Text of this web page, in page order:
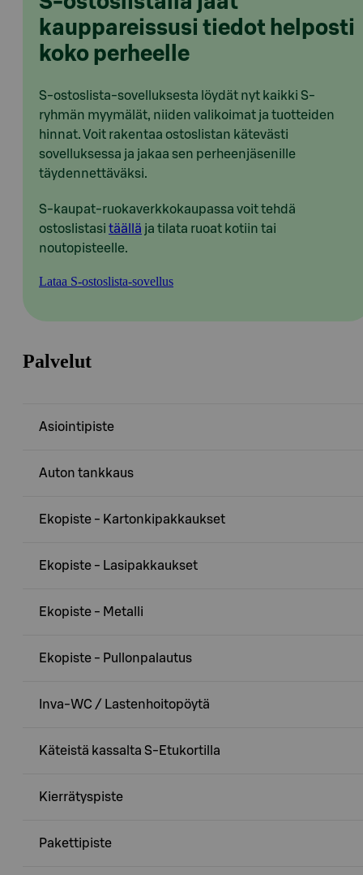
kauppareissusi tiedot helposti
koko perheelle
S-ostoslista-sovelluksesta löydät nyt kaikki S-
ryhmän myymälät, niiden valikoimat ja tuotteiden
hinnat. Voit rakentaa ostoslistan kätevästi
sovelluksessa ja jakaa sen perheenjäsenille
täydennettäväksi.
S-kaupat-ruokaverkkokaupassa voit tehdä
ostoslistasi täällä ja tilata ruoat kotiin tai
noutopisteelle.
Lataa S-ostoslista-sovellus
Palvelut
Asiointipiste
Auton tankkaus
Ekopiste - Kartonkipakkaukset
Ekopiste - Lasipakkaukset
Ekopiste - Metalli
Ekopiste - Pullonpalautus
Inva-WC / Lastenhoitopöytä
Käteistä kassalta S-Etukortilla
Kierrätyspiste
Pakettipiste